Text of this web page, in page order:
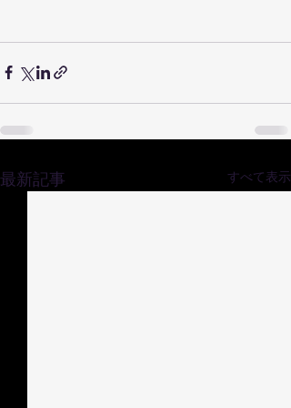
最新記事 すべて表示